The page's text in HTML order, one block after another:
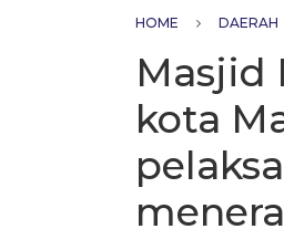
HOME DAERAH
Masjid
kota